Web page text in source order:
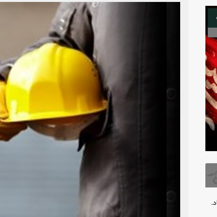
اتمام عملیات اجرایی آسفالت پروژه ۳۲
بدرقه آقای شهید